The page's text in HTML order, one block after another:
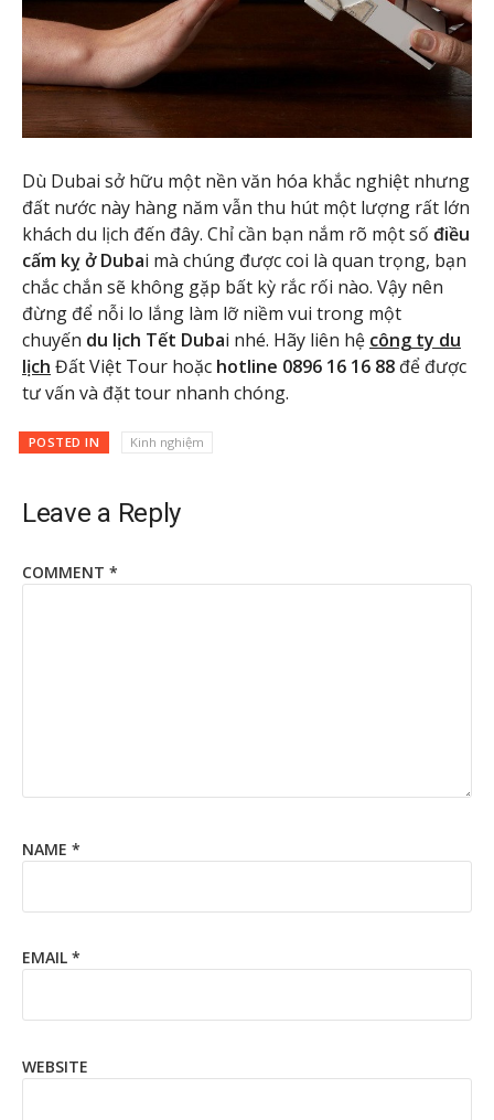
Dù Dubai sở hữu một nền văn hóa khắc nghiệt nhưng
đất nước này hàng năm vẫn thu hút một lượng rất lớn
khách du lịch đến đây. Chỉ cần bạn nắm rõ một số điều
cấm kỵ ở Dubai mà chúng được coi là quan trọng, bạn
chắc chắn sẽ không gặp bất kỳ rắc rối nào. Vậy nên
đừng để nỗi lo lắng làm lỡ niềm vui trong một
chuyến du lịch Tết Dubai nhé. Hãy liên hệ công ty du
lịch Đất Việt Tour hoặc hotline 0896 16 16 88 để được
tư vấn và đặt tour nhanh chóng.
POSTED IN Kinh nghiệm
Leave a Reply
COMMENT *
NAME *
EMAIL *
WEBSITE